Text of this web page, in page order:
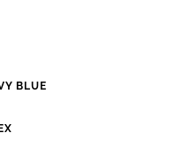
BLUE